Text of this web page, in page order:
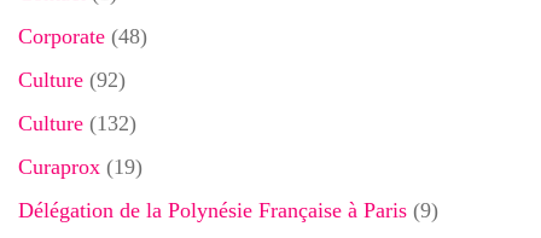
Corporate (48)
Culture (92)
Culture (132)
Curaprox (19)
Délégation de la Polynésie Française à Paris (9)